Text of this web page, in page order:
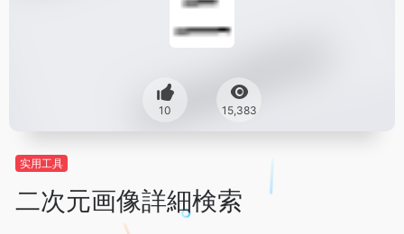
10 15,383
实用工具
二次元画像詳細検索